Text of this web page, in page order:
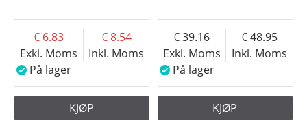
Exkl. Moms
6.83
Inkl. Moms
8.54
På lager
KJØP
Exkl. Moms
39.16
Inkl. Moms
48.95
På lager
KJØP